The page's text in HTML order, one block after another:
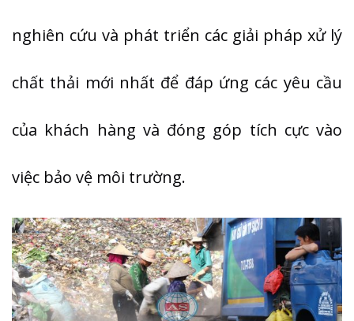
nghiên cứu và phát triển các giải pháp xử lý
chất thải mới nhất để đáp ứng các yêu cầu
của khách hàng và đóng góp tích cực vào
việc bảo vệ môi trường.